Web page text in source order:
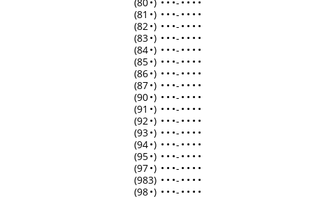
(81 •) • • •- • • • •
(82•) • • •- • • • •
(83•) • • •- • • • •
(84•) • • •- • • • •
(85•) • • •- • • • •
(86•) • • •- • • • •
(87•) • • •- • • • •
(90•) • • •- • • • •
(91 •) • • •- • • • •
(92•) • • •- • • • •
(93•) • • •- • • • •
(94•) • • •- • • • •
(95•) • • •- • • • •
(97•) • • •- • • • •
(983) • • •- • • • •
(98•) • • •- • • • •